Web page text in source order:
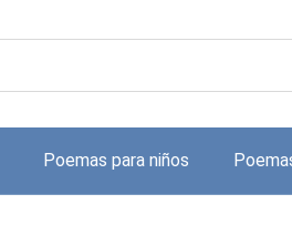
Poemas para niños